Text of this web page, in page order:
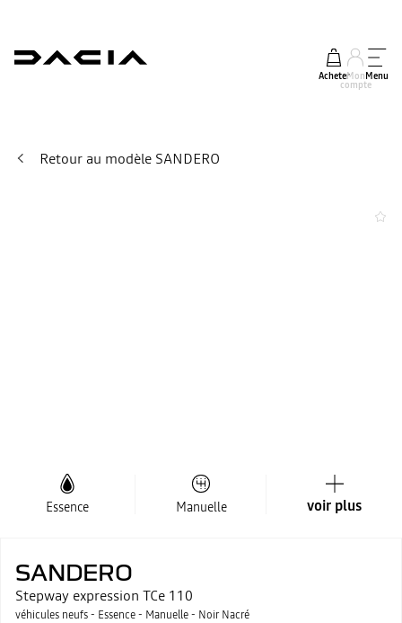
AcheterMon
compte
Menu
Retour au modèle SANDERO
Essence Manuelle voir plus
SANDERO
Stepway expression TCe 110
véhicules neufs - Essence - Manuelle - Noir Nacré